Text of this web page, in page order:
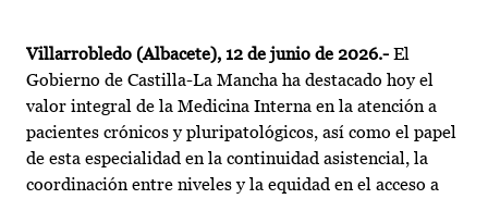
Villarrobledo (Albacete), 12 de junio de 2026.- El
Gobierno de Castilla-La Mancha ha destacado hoy el
valor integral de la Medicina Interna en la atención a
pacientes crónicos y pluripatológicos, así como el papel
de esta especialidad en la continuidad asistencial, la
coordinación entre niveles y la equidad en el acceso a